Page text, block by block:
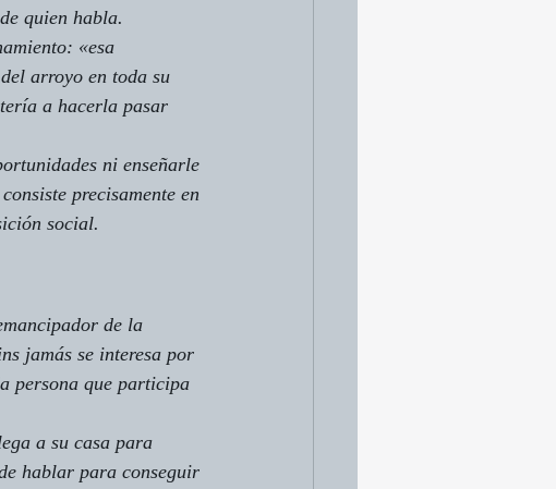
quien habla.
«esa
arroyo en toda su
a hacerla pasar
ni enseñarle
precisamente en
social.
de la
jamás se interesa por
persona que participa
a su casa para
hablar para conseguir